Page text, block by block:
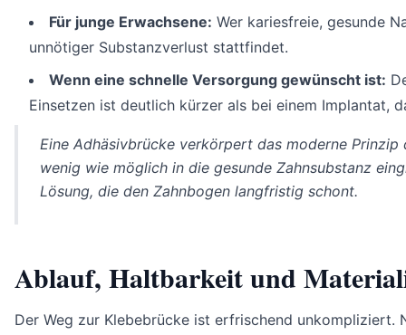
Für junge Erwachsene: Wer kariesfreie, gesunde
unnötiger Substanzverlust stattfindet.
Wenn eine schnelle Versorgung gewünscht ist:
Einsetzen ist deutlich kürzer als bei einem Implantat,
Eine Adhäsivbrücke verkörpert das moderne
wenig wie möglich in die gesunde Zahnsubstanz
Lösung, die den Zahnbogen langfristig schont.
Ablauf, Haltbarkeit und
Der Weg zur Klebebrücke ist erfrischend unkompliziert.